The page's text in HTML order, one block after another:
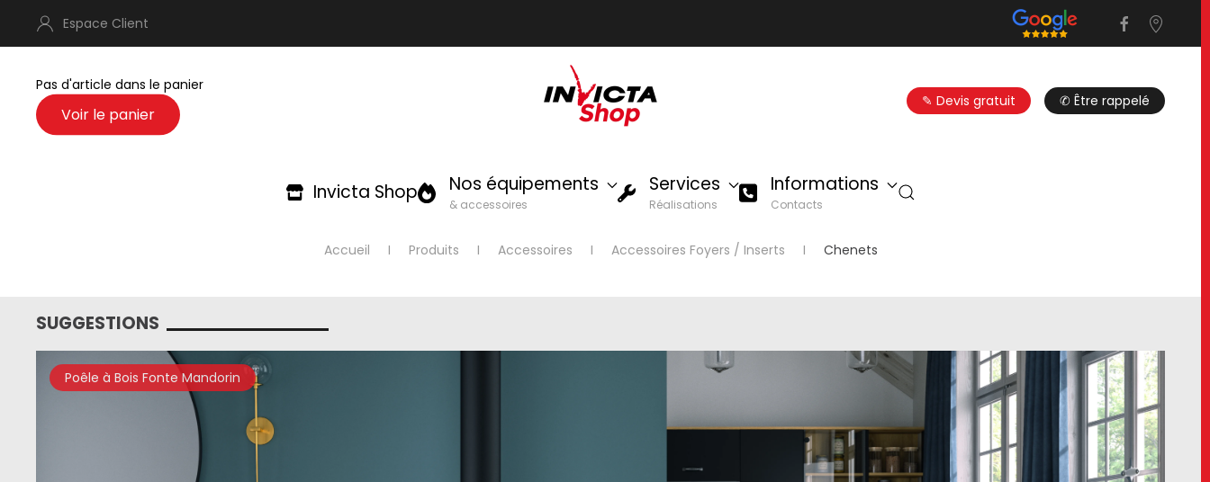
Espace Client
Pas d'article dans le panier
✎ Devis gratuit
✆ Être rappelé
Invicta Shop Nos équipements
& accessoires
Services
Réalisations
Informations
Contacts
Accueil Produits Accessoires Accessoires Foyers / Inserts Chenets
SUGGESTIONS
Poêle à Bois Fonte Mandorin